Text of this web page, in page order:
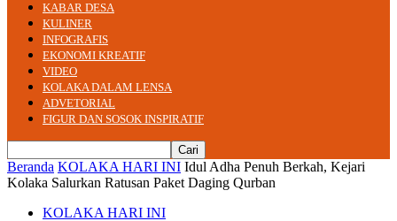
KABAR DESA
KULINER
INFOGRAFIS
EKONOMI KREATIF
VIDEO
KOLAKA DALAM LENSA
ADVETORIAL
FIGUR DAN SOSOK INSPIRATIF
Beranda KOLAKA HARI INI Idul Adha Penuh Berkah, Kejari
Kolaka Salurkan Ratusan Paket Daging Qurban
KOLAKA HARI INI